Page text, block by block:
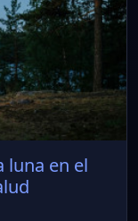
luna en el